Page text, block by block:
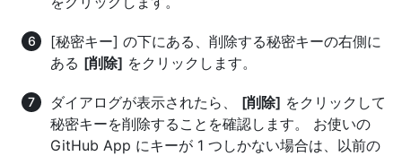
[秘密キー] の下にある、削除する秘密キーの右側に
ある [削除] をクリックします。
ダイアログが表示されたら、 [削除] をクリックして
秘密キーを削除することを確認します。 お使いの
GitHub App にキーが 1 つしかない場合は、以前の